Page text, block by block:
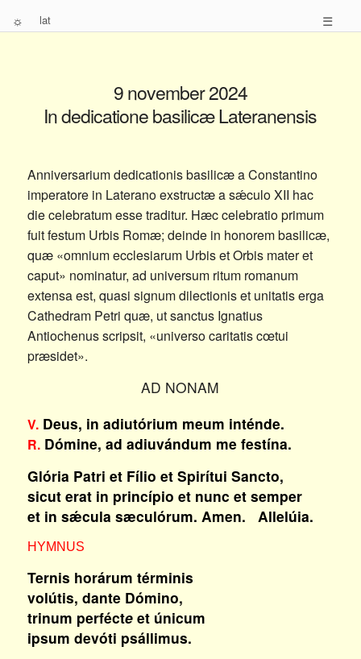
☼ lat ☰
9 november 2024
In dedicatione basilicæ Lateranensis
Anniversarium dedicationis basilicæ a Constantino
imperatore in Laterano exstructæ a sǽculo XII hac
die celebratum esse traditur. Hæc celebratio primum
fuit festum Urbis Romæ; deinde in honorem basilicæ,
quæ «omnium ecclesiarum Urbis et Orbis mater et
caput» nominatur, ad universum ritum romanum
extensa est, quasi signum dilectionis et unitatis erga
Cathedram Petri quæ, ut sanctus Ignatius
Antiochenus scripsit, «universo caritatis cœtui
præsidet».
AD NONAM
V.Deus, in adiutórium meum inténde.
R.Dómine, ad adiuvándum me festína.
Glória Patri et Fílio et Spirítui Sancto,
sicut erat in princípio et nunc et semper
et in sǽcula sæculórum. Amen. Allelúia.
HYMNUS
Ternis horárum términis
volútis, dante Dómino,
trinum perfécteet únicum
ipsum devóti psállimus.